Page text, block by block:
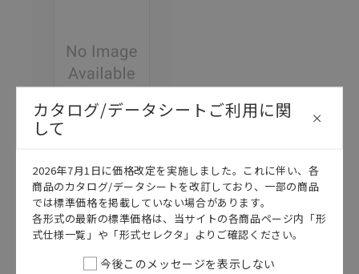
カタログ 日本語
E3Z-LS
E3Z-LS データ
シート
カタログ/データシートご利用に関
して
2026年7月1日に価格改定を実施しました。これに伴い、各
商品のカタログ/データシートを改訂しており、一部の商品
では標準価格を掲載していない場合があります。
各形式の最新の標準価格は、当サイトの各商品ページ内「形
式仕様一覧」や「形式セレクタ」よりご確認ください。
今後このメッセージを表示しない